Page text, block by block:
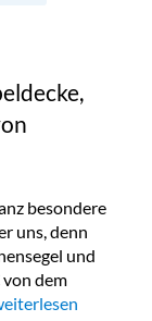
besondere
uns, denn
und
dem